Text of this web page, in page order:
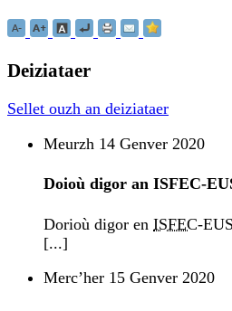
Deiziataer
Sellet ouzh an deiziataer
Meurzh 14 Genver 2020
Doioù digor an ISFEC-
Dorioù digor en ISFEC-
[...]
Mercʼher 15 Genver 2020